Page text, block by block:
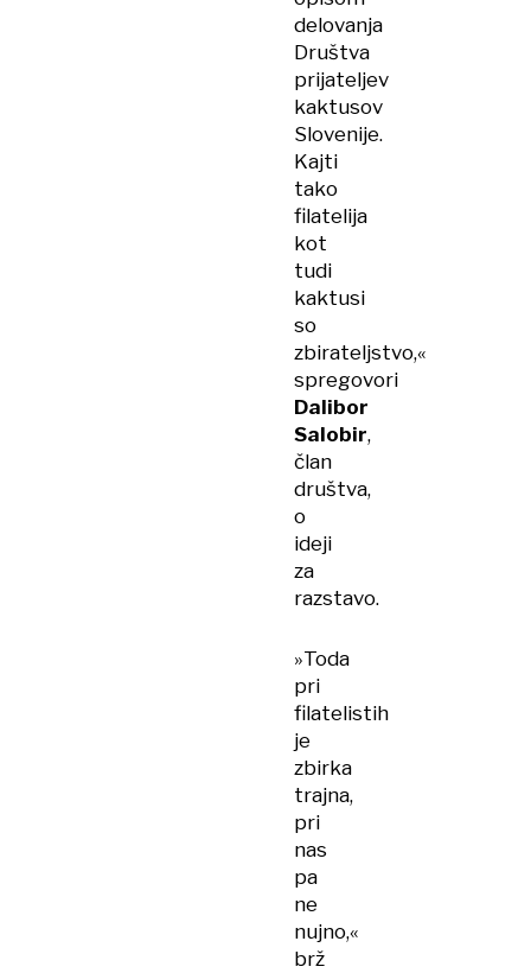
delovanja
Društva
prijateljev
kaktusov
Slovenije.
Kajti
tako
filatelija
kot
tudi
kaktusi
so
zbirateljstvo,«
spregovori
Dalibor
Salobir,
član
društva,
o
ideji
za
razstavo.
»Toda
pri
filatelistih
je
zbirka
trajna,
pri
nas
pa
ne
nujno,«
brž